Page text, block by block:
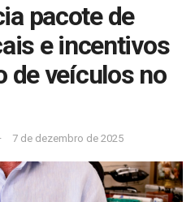
pacote de
e incentivos
de veículos no
7 de dezembro de 2025